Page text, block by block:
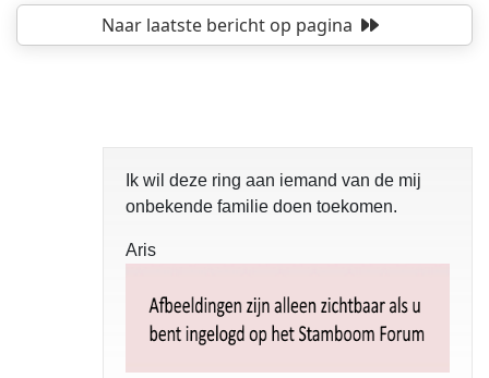
Naar laatste berichtop pagina
Ik wil deze ring aan iemand van de mij
onbekende familie doen toekomen.
Aris